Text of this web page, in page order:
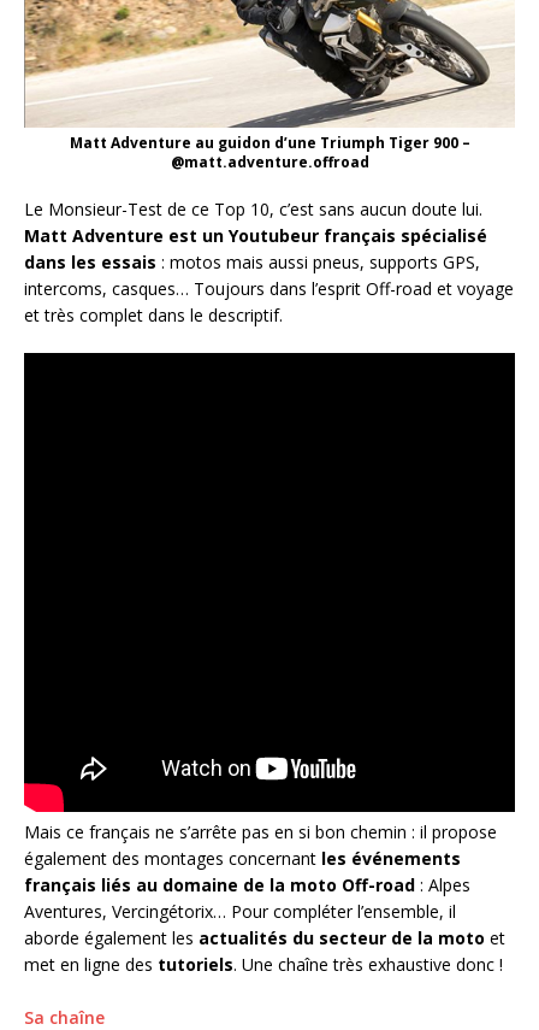
Matt Adventure au guidon d’une Triumph Tiger 900 –
@matt.adventure.offroad
Le Monsieur-Test de ce Top 10, c’est sans aucun doute lui.
Matt Adventure est un Youtubeur français spécialisé
dans les essais : motos mais aussi pneus, supports GPS,
intercoms, casques… Toujours dans l’esprit Off-road et voyage
et très complet dans le descriptif.
Mais ce français ne s’arrête pas en si bon chemin : il propose
également des montages concernant les événements
français liés au domaine de la moto Off-road : Alpes
Aventures, Vercingétorix… Pour compléter l’ensemble, il
aborde également les actualités du secteur de la moto et
met en ligne des tutoriels. Une chaîne très exhaustive donc !
Sa chaîne